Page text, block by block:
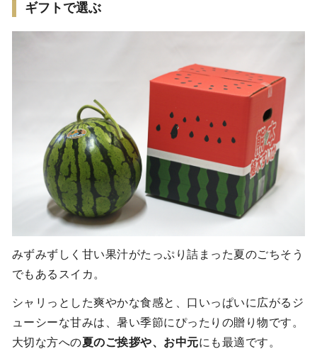
ギフトで選ぶ
みずみずしく甘い果汁がたっぷり詰まった夏のごちそう
でもあるスイカ。
シャリっとした爽やかな食感と、口いっぱいに広がるジ
ューシーな甘みは、暑い季節にぴったりの贈り物です。
大切な方への夏のご挨拶や、お中元にも最適です。